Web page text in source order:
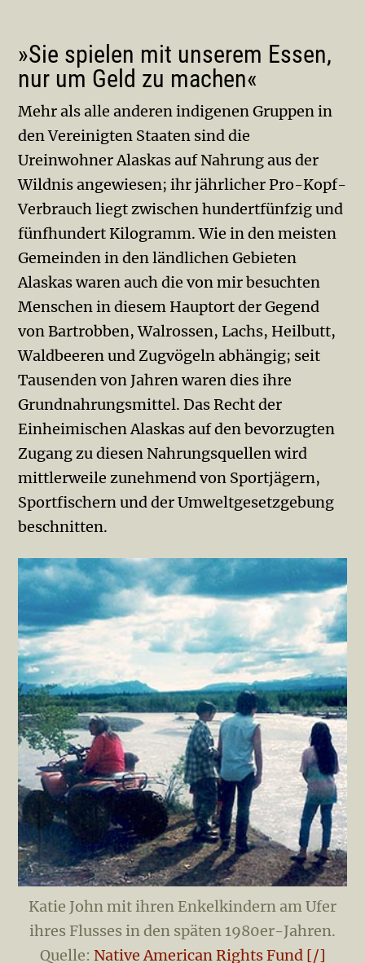
»Sie spielen mit unserem Essen,
nur um Geld zu machen«
Mehr als alle anderen indigenen Gruppen in
den Vereinigten Staaten sind die
Ureinwohner Alaskas auf Nahrung aus der
Wildnis angewiesen; ihr jährlicher Pro-Kopf-
Verbrauch liegt zwischen hundertfünfzig und
fünfhundert Kilogramm. Wie in den meisten
Gemeinden in den ländlichen Gebieten
Alaskas waren auch die von mir besuchten
Menschen in diesem Hauptort der Gegend
von Bartrobben, Walrossen, Lachs, Heilbutt,
Waldbeeren und Zugvögeln abhängig; seit
Tausenden von Jahren waren dies ihre
Grundnahrungsmittel. Das Recht der
Einheimischen Alaskas auf den bevorzugten
Zugang zu diesen Nahrungsquellen wird
mittlerweile zunehmend von Sportjägern,
Sportfischern und der Umweltgesetzgebung
beschnitten.
Katie John mit ihren Enkelkindern am Ufer
ihres Flusses in den späten 1980er-Jahren.
Quelle: Native American Rights Fund [/]